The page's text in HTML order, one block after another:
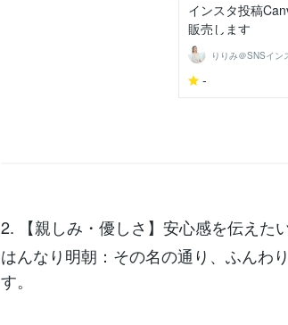
インスタ投稿
販売します
りりみ＠SNSイン
-
2. 【親しみ・優しさ】安心感を伝えた
はんなり明朝：その名の通り、ふんわ
す。